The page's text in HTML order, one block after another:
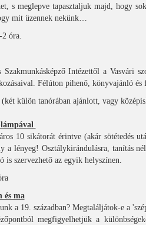
s meglepve tapasztaljuk majd, hogy
mit üzennek nekünk…
óra.
Intézettől a Vasvári
Félúton pihenő, könyvajánló
külön tanórában ajánlott, vagy
10 sikátorát érintve (akár sötétedés
a lényeg! Osztálykirándulásra, tanítás
is szervezhető az egyik helyszínen.
és ma
a 19. században? Megtaláljátok-e a
megfigyelhetjük a